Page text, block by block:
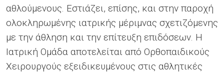
αθλούμενους. Εστιάζει, επίσης, και στην παροχή
ολοκληρωμένης ιατρικής μέριμνας σχετιζόμενης
με την άθληση και την επίτευξη επιδόσεων. Η
Ιατρική Ομάδα αποτελείται από Ορθοπαιδικούς
Χειρουργούς εξειδικευμένους στις αθλητικές